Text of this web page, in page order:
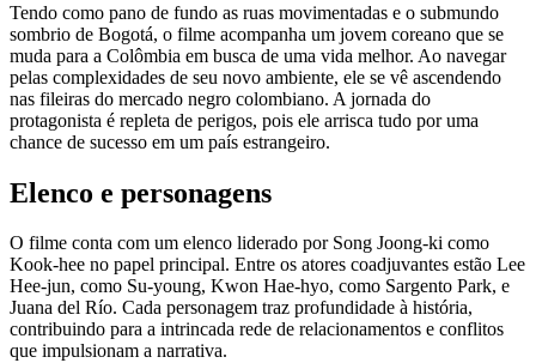
Tendo como pano de fundo as ruas movimentadas e o submundo
sombrio de Bogotá, o filme acompanha um jovem coreano que se
muda para a Colômbia em busca de uma vida melhor. Ao navegar
pelas complexidades de seu novo ambiente, ele se vê ascendendo
nas fileiras do mercado negro colombiano. A jornada do
protagonista é repleta de perigos, pois ele arrisca tudo por uma
chance de sucesso em um país estrangeiro.
Elenco e personagens
O filme conta com um elenco liderado por Song Joong-ki como
Kook-hee no papel principal. Entre os atores coadjuvantes estão Lee
Hee-jun, como Su-young, Kwon Hae-hyo, como Sargento Park, e
Juana del Río. Cada personagem traz profundidade à história,
contribuindo para a intrincada rede de relacionamentos e conflitos
que impulsionam a narrativa.